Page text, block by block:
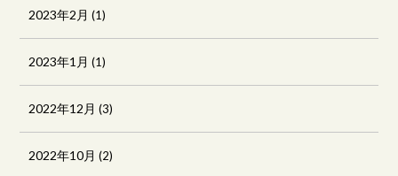
2023年2月 (1)
2023年1月 (1)
2022年12月 (3)
2022年10月 (2)